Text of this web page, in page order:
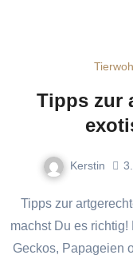
Tipps zur
Kerstin
Tipps zur artgerechten Haltung exotischer Haustiere: So
machst Du es
Geckos, Papageien